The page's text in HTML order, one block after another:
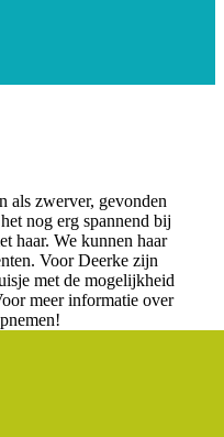
als zwerver, gevonden
nog erg spannend bij
haar. We kunnen haar
Voor Deerke zijn
met de mogelijkheid
meer informatie over